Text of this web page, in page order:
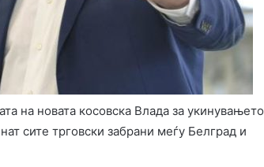
на новата косовска Влада за укинувањето
сите трговски забрани меѓу Белград и